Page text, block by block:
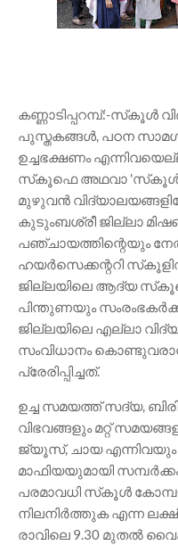
കണ്ണാടിപ്പറമ്പ്:-സ്‌കൂൾ
പുസ്തകങ്ങൾ, പഠന
ഉച്ചഭക്ഷണം
സ്‌കൂഫെ അഥവാ 'സ്‌കൂൾ
മുഴുവൻ
കുടുംബശ്രീ ജില്ലാ
പഞ്ചായത്തിന്റെയും
ഹയർസെക്കന്ററി
ജില്ലയിലെ ആദ്യ
പിന്തുണയും
ജില്ലയിലെ എല്ലാ
സംവിധാനം
പ്രേരിപ്പിച്ചത്.
ഉച്ച സമയത്ത് സദ്യ,
വിഭവങ്ങളും മറ്റ്
ജ്യൂസ്, ചായ എന്നിവയും
മാഫിയയുമായി
പരമാവധി സ്‌കൂൾ
നിലനിർത്തുക എന്ന
രാവിലെ 9.30 മുതൽ